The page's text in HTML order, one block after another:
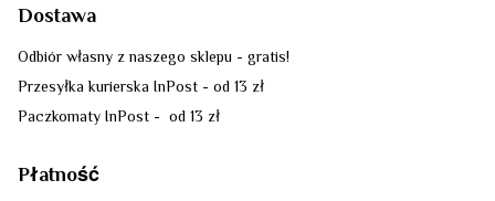
Dostawa
Odbiór własny z naszego sklepu - gratis!
Przesyłka kurierska InPost - od 13 zł
Paczkomaty InPost - od 13 zł
Płatność